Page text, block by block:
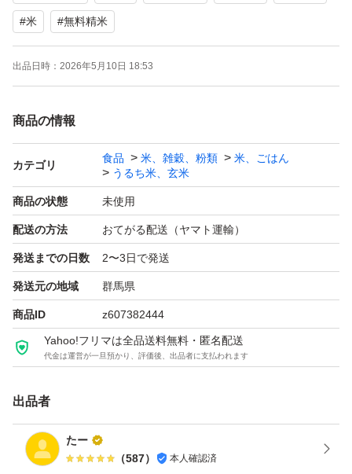
「にじのきらめき」は、コシヒカリと同等のおいしさで、
お米の粒ひとつひとつが大きく、食べ応えがあります。
その名の通り、ツヤのある美しい炊きあがりも特徴です。
また、おにぎりにしてお米そのものの味わいを楽しむのも
おすすめです。
黒っぽいお米が混じっていることがありますので御了承下
さい。
発送の関係で玄米ですと15kg以内にするために若干量が
少ないので御了承下さい。
精米可能…精米をすると1割減くらい減りますので、白米
上白、無洗米、七分づき、どれでもできます。
精米する方はお申し出下さい。
精米料金は、無料になります。
#米 #無料精米
出品日時： 2026年5月10日 18:53
商品の情報
カテゴリ
食品 米、雑穀、粉類
米、ごはん
うるち米、玄米
商品の状態 未使用
配送の方法 おてがる配送（ヤマト運輸）
発送までの日数 2〜3日で発送
発送元の地域 群馬県
商品ID z607382444
Yahoo!フリマは全品送料無料・匿名配送
代金は運営が一旦預かり、評価後、出品者に支払われます
出品者
たー
（587） 本人確認済